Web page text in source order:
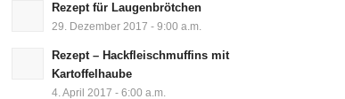
Rezept für Laugenbrötchen
29. Dezember 2017 - 9:00 a.m.
Rezept – Hackfleischmuffins mit
Kartoffelhaube
4. April 2017 - 6:00 a.m.